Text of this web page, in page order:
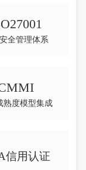
全管理体系
熟度模型集成
信用认证